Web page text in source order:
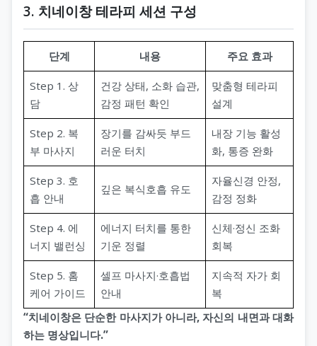
3. 치네이창 테라피 세션 구성
단계 내용 주요 효과
Step 1. 상
담
건강 상태, 소화 습관,
감정 패턴 확인
맞춤형 테라피
설계
Step 2. 복
부 마사지
장기를 감싸듯 부드
러운 터치
내장 기능 활성
화, 통증 완화
Step 3. 호
흡 안내
깊은 복식호흡 유도
자율신경 안정,
감정 정화
Step 4. 에
너지 밸런싱
에너지 터치를 통한
기운 정렬
신체·정신 조화
회복
Step 5. 홈
케어 가이드
셀프 마사지·호흡법
안내
지속적 자가 회
복
“치네이창은 단순한 마사지가 아니라, 자신의 내면과 대화
하는 명상입니다.”